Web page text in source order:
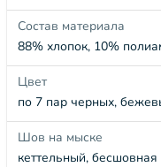
Состав материала
88% хлопок, 10%
Цвет
по 7 пар черных,
Шов на мыске
кеттельный, бесшовная